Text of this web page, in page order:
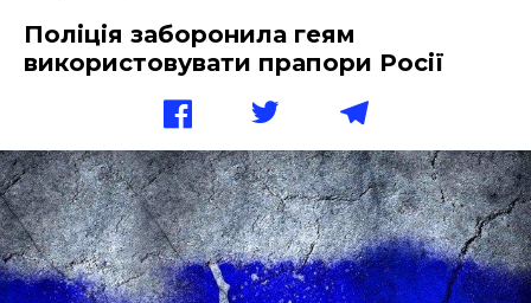
Поліція заборонила геям
використовувати прапори Росії